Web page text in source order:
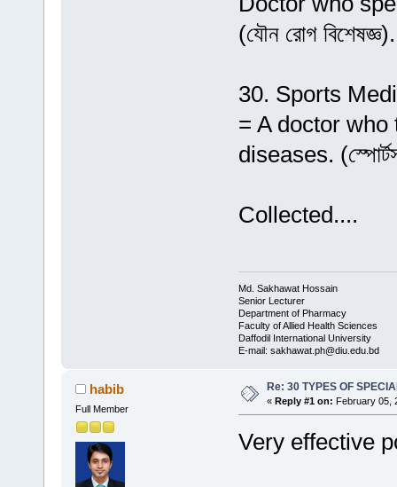
(যৌন রোগ বিশেষজ্ঞ).
30. Sports
= A doctor
diseases. (স্পোর্টস্
Collected....
Md. Sakhawat Hossain
Senior Lecturer
Department of Pharmacy
Faculty of Allied Health Sciences
Daffodil International University
E-mail: sakhawat.ph@diu.edu.bd
habib
Full Member
Re: 30 TYPES OF
« Reply #1 on: February 05,
Very effective